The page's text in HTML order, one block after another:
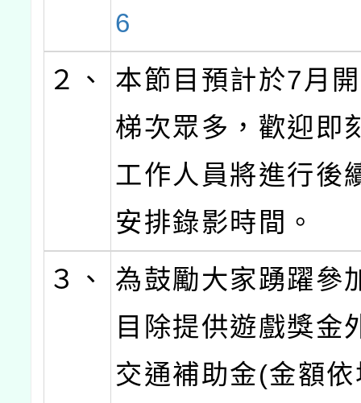
6
２、
本節目預計於7月
梯次眾多，歡迎即
工作人員將進行後
安排錄影時間。
３、
為鼓勵大家踴躍參
目除提供遊戲獎金
交通補助金(金額